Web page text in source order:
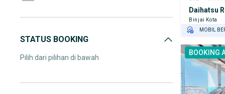
STATUS BOOKING
Pilih dari pilihan di bawah
Daihatsu
Binjai Kota
MOBIL
TEST
GRATIS
BOOKING